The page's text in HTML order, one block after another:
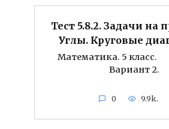
Тест 5.8.2. Задачи на
Углы. Круговые
Математика. 5
Вариант 2.
0 9.9k.